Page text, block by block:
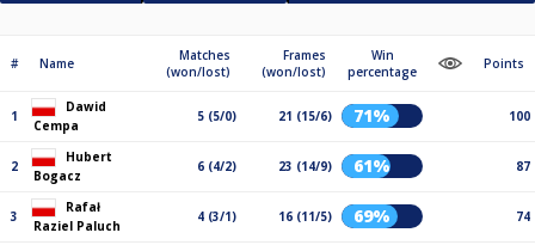
# Name
Matches
(won/lost)
Frames
(won/lost)
Win
percentage
Points
1
Dawid
Cempa
5 (5/0) 21 (15/6) 71% 100
2
Hubert
Bogacz
6 (4/2) 23 (14/9) 61% 87
3
Rafał
Raziel Paluch
4 (3/1) 16 (11/5) 69% 74